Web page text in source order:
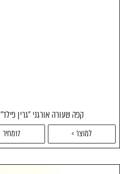
קפה שעורה אורגני "גרין פילד"
למוצר > 17מחיר